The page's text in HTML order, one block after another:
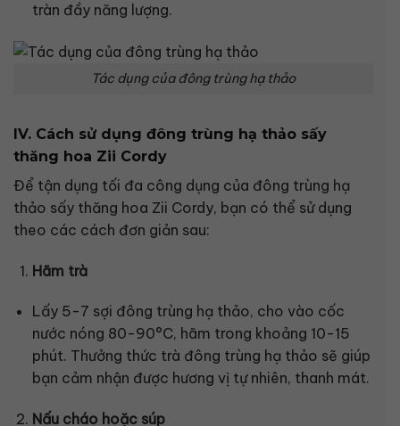
tràn đầy năng lượng.
Tác dụng của đông trùng hạ thảo
IV. Cách sử dụng đông trùng hạ thảo sấy
thăng hoa Zii Cordy
Để tận dụng tối đa công dụng của đông trùng hạ
thảo sấy thăng hoa Zii Cordy, bạn có thể sử dụng
theo các cách đơn giản sau:
Hãm trà
Lấy 5-7 sợi đông trùng hạ thảo, cho vào cốc
nước nóng 80-90°C, hãm trong khoảng 10-15
phút. Thưởng thức trà đông trùng hạ thảo sẽ giúp
bạn cảm nhận được hương vị tự nhiên, thanh mát.
Nấu cháo hoặc súp